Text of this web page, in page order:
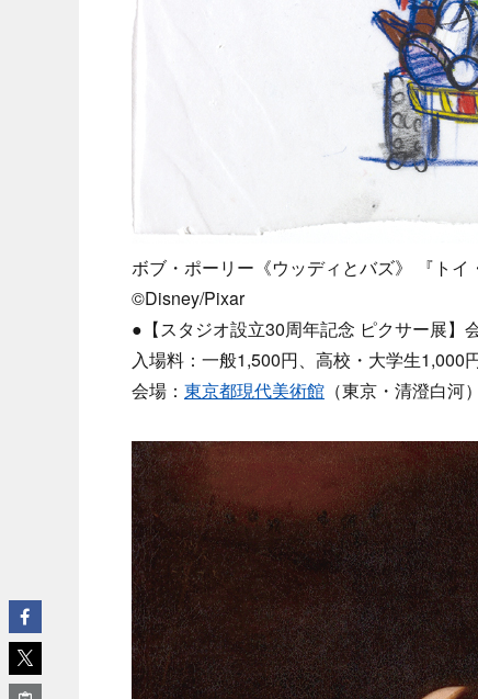
ボブ・ポーリー《ウッディとバズ》 『トイ
©Disney/Pixar
●【スタジオ設立30周年記念 ピクサー展】
入場料：一般1,500円、高校・大学生1,000
会場： 東京都現代美術館 （東京・清澄白河）